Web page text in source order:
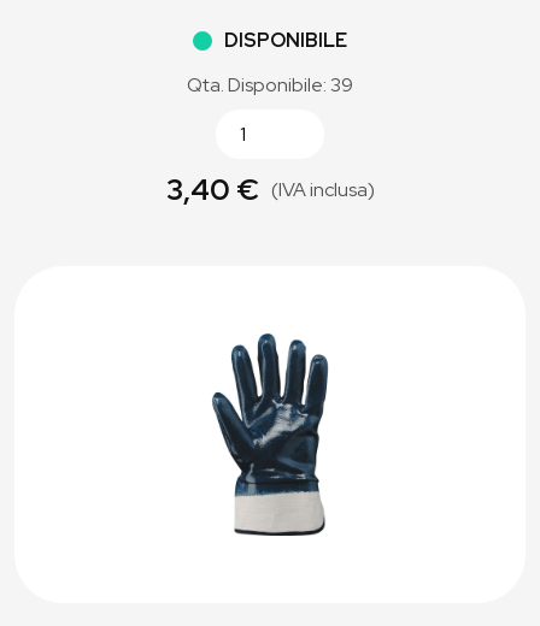
DISPONIBILE
Qta. Disponibile: 39
3,40 € (IVA inclusa)